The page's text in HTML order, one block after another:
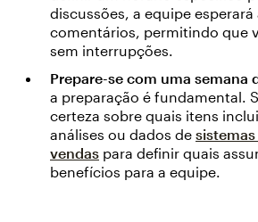
discussões, a equipe
comentários, permitindo que
sem interrupções.
Prepare-se com uma semana
a preparação é fundamental.
certeza sobre quais itens
análises ou dados de sistemas
vendas para definir quais
benefícios para a equipe.